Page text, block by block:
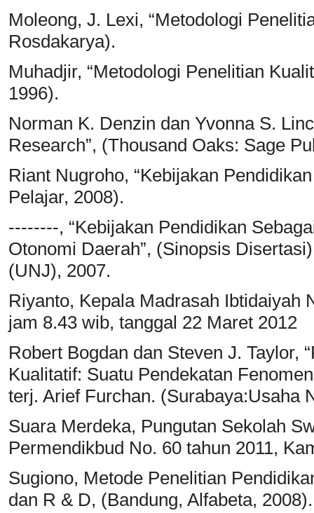
Moleong, J. Lexi, “Metodologi
Rosdakarya).
Muhadjir, “Metodologi Penelitian
1996).
Norman K. Denzin dan Yvonna S.
Research”, (Thousand Oaks: Sage
Riant Nugroho, “Kebijakan
Pelajar, 2008).
--------, “Kebijakan Pendidikan
Otonomi Daerah”, (Sinopsis
(UNJ), 2007.
Riyanto, Kepala Madrasah Ibtidaiyah
jam 8.43 wib, tanggal 22 Maret 2012
Robert Bogdan dan Steven J. Taylor,
Kualitatif: Suatu Pendekatan
terj. Arief Furchan. (Surabaya:Usaha
Suara Merdeka, Pungutan Sekolah
Permendikbud No. 60 tahun 2011,
Sugiono, Metode Penelitian
dan R & D, (Bandung, Alfabeta, 2008).